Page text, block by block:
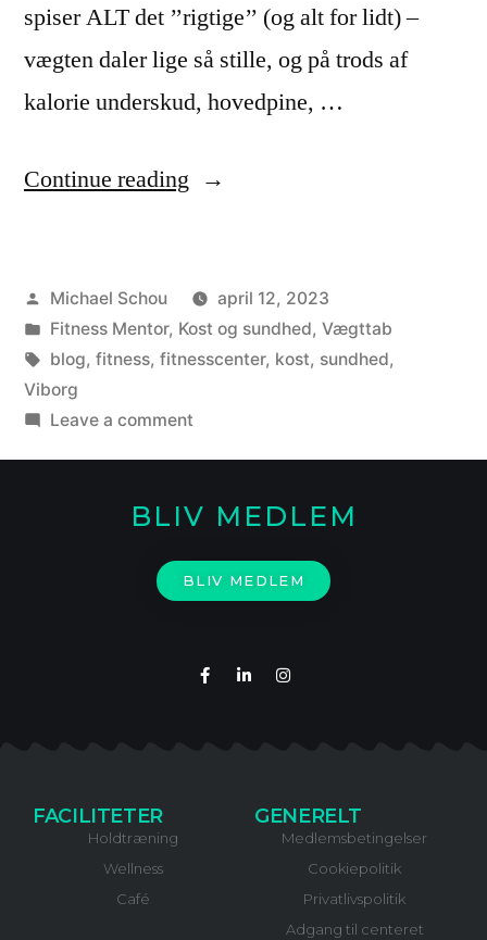
spiser ALT det ’’rigtige’’ (og alt for lidt) –
vægten daler lige så stille, og på trods af
kalorie underskud, hovedpine, …
Continue reading
Michael Schou
april 12, 2023
Fitness Mentor, Kost og sundhed, Vægttab
blog, fitness, fitnesscenter, kost, sundhed,
Viborg
Leave a comment
BLIV MEDLEM
BLIV MEDLEM
FACILITETER
Holdtræning
Wellness
Café
GENERELT
Medlemsbetingelser
Cookiepolitik
Privatlivspolitik
Adgang til centeret